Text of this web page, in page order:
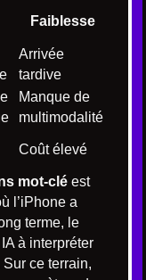
Faiblesse
Arrivée
tardive
Manque de
multimodalité
Coût élevé
mot-clé est
l’iPhone a
terme, le
à interpréter
ce terrain,